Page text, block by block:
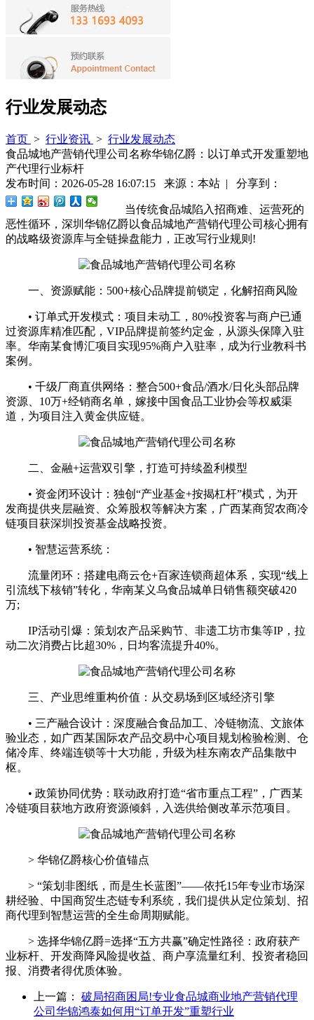
行业发展动态
首页 > 行业资讯 > 行业发展动态
食品城地产营销代理公司名称华锦亿爵：以订单式开发重塑地
产代理行业标杆
发布时间：2026-05-28 16:07:15 来源：本站 | 分享到：
当传统食品城陷入招商难、运营死的
恶性循环，深圳华锦亿爵以食品城地产营销代理公司核心拥有
的战略级资源库与全链操盘能力，正改写行业规则!
一、资源赋能：500+核心品牌提前锁定，化解招商风险
• 订单式开发模式：项目未动工，80%投资客与商户已通
过资源库精准匹配，VIP品牌提前签约定金，从源头保障入驻
率。华南某食博汇项目实现95%商户入驻率，成为行业教科书
案例。
• 千级厂商直供网络：整合500+食品/酒水/日化头部品牌
资源、10万+经销商名单，嫁接中国食品工业协会等权威渠
道，为项目注入黄金供应链。
二、金融+运营双引擎，打造可持续盈利模型
• 资金闭环设计：独创“产业基金+按揭杠杆”模式，为开
发商提供夹层融资、众筹股权等解决方案，广西某商贸农商冷
链项目获深圳投资基金战略投资。
• 智慧运营系统：
流量闭环：搭建电商云仓+百家连锁商超体系，实现“线上
引流线下核销”转化，华南某义乌食品城单日销售额突破420
万;
IP活动引爆：策划农产品采购节、非遗工坊市集等IP，拉
动二次消费占比超30%，日均客流提升40%。
三、产业思维重构价值：从交易场到区域经济引擎
• 三产融合设计：深度融合食品加工、冷链物流、文旅体
验业态，如广西某国际农产品交易中心项目规划检验检测、仓
储冷库、终端连锁等十大功能，升级为桂东南农产品集散中
枢。
• 政策协同优势：联动政府打造“省市重点工程”，广西某
冷链项目获地方政府资源倾斜，入选供给侧改革示范项目。
> 华锦亿爵核心价值锚点
> “策划非图纸，而是生长蓝图”——依托15年专业市场深
耕经验、中国商贸生态链专利系统，我们提供从定位策划、招
商代理到智慧运营的全生命周期赋能。
> 选择华锦亿爵=选择“五方共赢”确定性路径：政府获产
业标杆、开发商降风险提收益、商户享流量红利、投资者稳回
报、消费者得优质体验。
上一篇： 破局招商困局!专业食品城商业地产营销代理
公司华锦鸿泰如何用“订单开发”重塑行业